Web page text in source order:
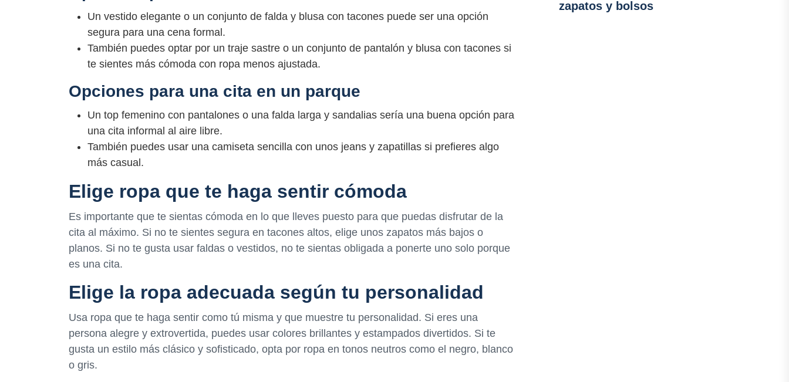
Un vestido elegante o un conjunto de falda y blusa con tacones puede ser una opción
segura para una cena formal.
También puedes optar por un traje sastre o un conjunto de pantalón y blusa con tacones si
te sientes más cómoda con ropa menos ajustada.
Opciones para una cita en un parque
Un top femenino con pantalones o una falda larga y sandalias sería una buena opción para
una cita informal al aire libre.
También puedes usar una camiseta sencilla con unos jeans y zapatillas si prefieres algo
más casual.
Elige ropa que te haga sentir cómoda
Es importante que te sientas cómoda en lo que lleves puesto para que puedas disfrutar de la
cita al máximo. Si no te sientes segura en tacones altos, elige unos zapatos más bajos o
planos. Si no te gusta usar faldas o vestidos, no te sientas obligada a ponerte uno solo porque
es una cita.
Elige la ropa adecuada según tu personalidad
Usa ropa que te haga sentir como tú misma y que muestre tu personalidad. Si eres una
persona alegre y extrovertida, puedes usar colores brillantes y estampados divertidos. Si te
gusta un estilo más clásico y sofisticado, opta por ropa en tonos neutros como el negro, blanco
o gris.
zapatos y bolsos